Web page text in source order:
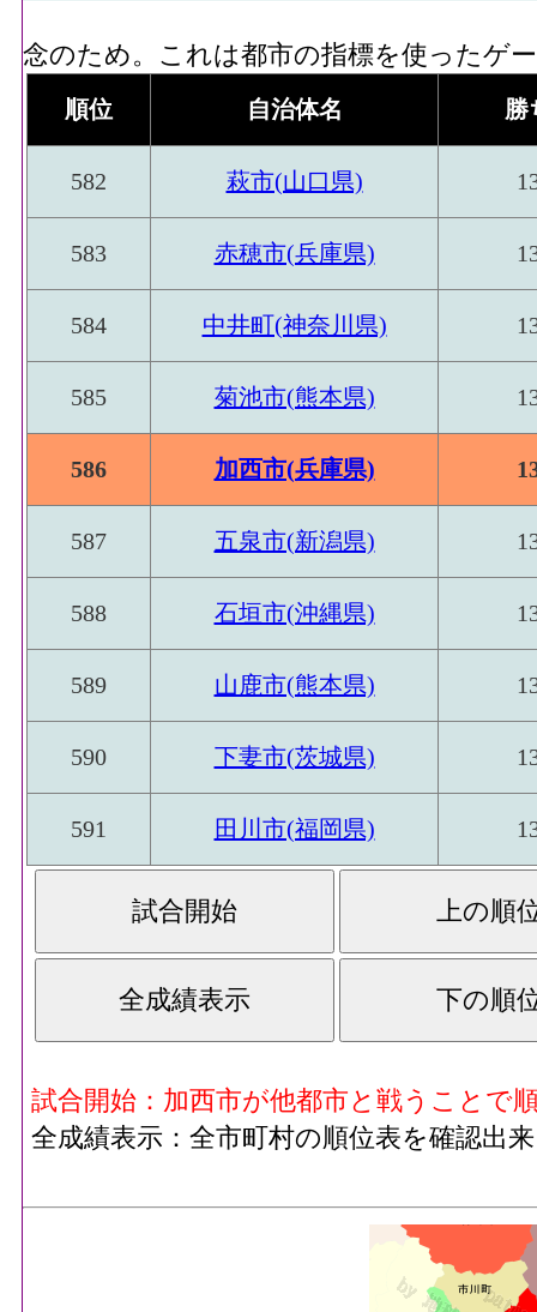
念のため。これは都市の指標を使ったゲ
順位 自治体名 勝
582 萩市(山口県)
583 赤穂市(兵庫県)
584 中井町(神奈川県)
585 菊池市(熊本県)
586 加西市(兵庫県)
587 五泉市(新潟県)
588 石垣市(沖縄県)
589 山鹿市(熊本県)
590 下妻市(茨城県)
591 田川市(福岡県)
試合開始：加西市が他都市と戦うことで
全成績表示：全市町村の順位表を確認出